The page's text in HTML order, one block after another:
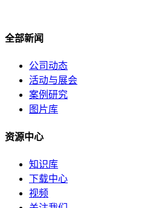
全部新闻
公司动态
活动与展会
案例研究
图片库
资源中心
知识库
下载中心
视频